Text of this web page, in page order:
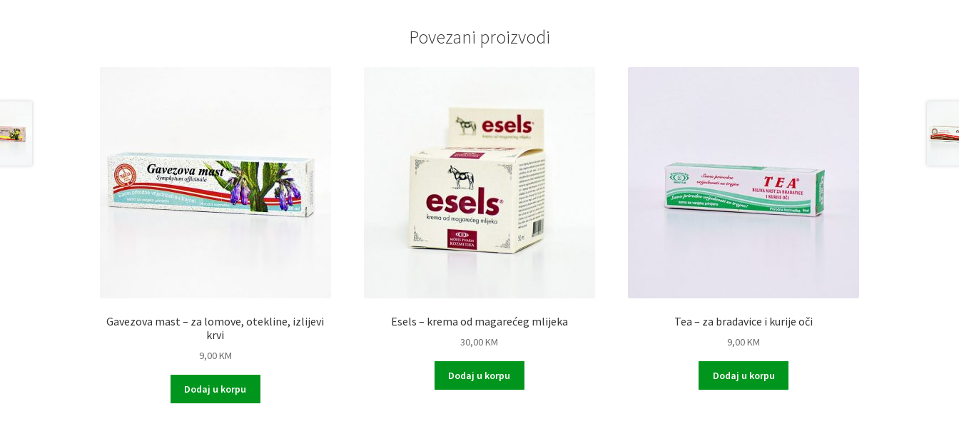
Povezani proizvodi
Gavezova mast – za lomove, otekline, izlijevi
krvi
9,00KM
Dodaj u korpu
Esels – krema od magarećeg mlijeka
30,00KM
Dodaj u korpu
Tea – za bradavice i kurije oči
9,00KM
Dodaj u korpu